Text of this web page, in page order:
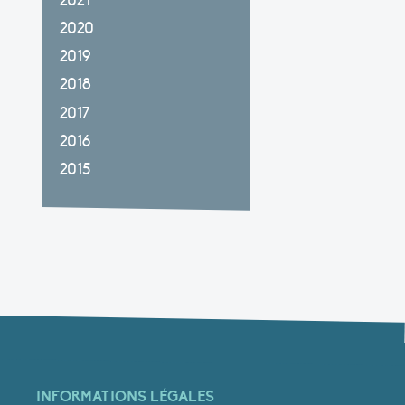
2020
2019
2018
2017
2016
2015
INFORMATIONS LÉGALES